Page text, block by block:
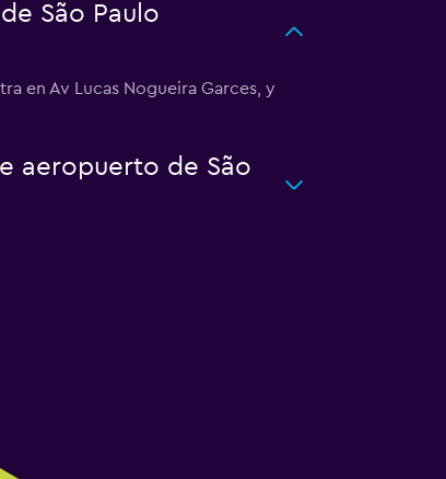
São Paulo
en Av Lucas Nogueira Garces, y
aeropuerto de São